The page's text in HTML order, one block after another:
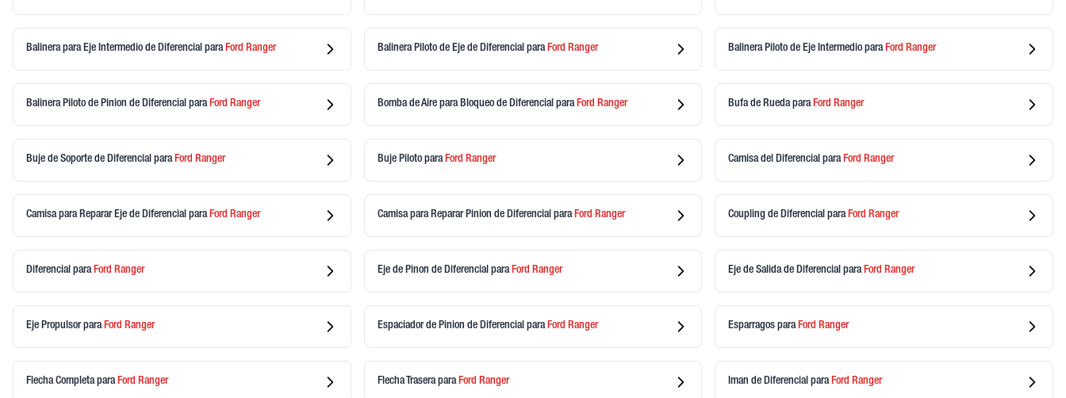
Balinera para Eje Intermedio de Diferencial paraFord Ranger Balinera Piloto de Eje de Diferencial paraFord Ranger Balinera Piloto de Eje Intermedio paraFord Ranger
Balinera Piloto de Pinion de Diferencial paraFord Ranger Bomba de Aire para Bloqueo de Diferencial paraFord Ranger Bufa de Rueda paraFord Ranger
Buje de Soporte de Diferencial paraFord Ranger Buje Piloto paraFord Ranger Camisa del Diferencial paraFord Ranger
Camisa para Reparar Eje de Diferencial paraFord Ranger Camisa para Reparar Pinion de Diferencial paraFord Ranger Coupling de Diferencial paraFord Ranger
Diferencial paraFord Ranger Eje de Pinon de Diferencial paraFord Ranger Eje de Salida de Diferencial paraFord Ranger
Eje Propulsor paraFord Ranger Espaciador de Pinion de Diferencial paraFord Ranger Esparragos paraFord Ranger
Flecha Completa paraFord Ranger Flecha Trasera paraFord Ranger Iman de Diferencial paraFord Ranger